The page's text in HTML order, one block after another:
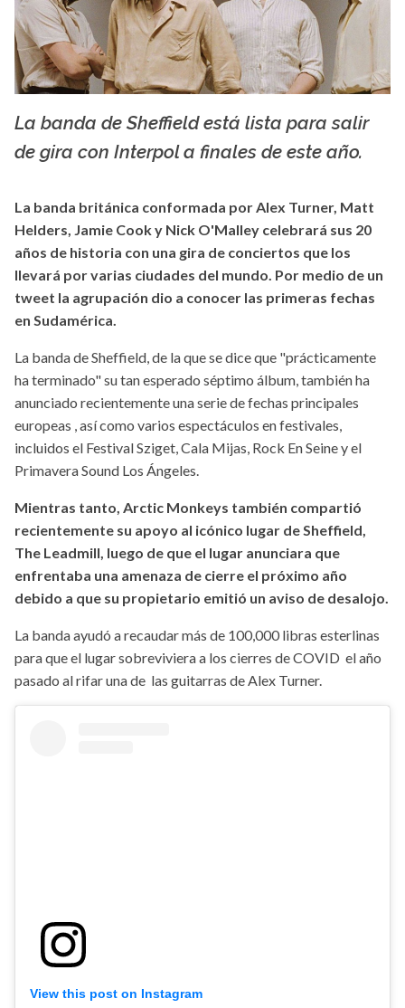
sommelierdecafe.com
La banda de Sheffield está lista para salir
de gira con Interpol a finales de este año.
La banda británica conformada por Alex Turner, Matt
Helders, Jamie Cook y Nick O'Malley celebrará sus 20
años de historia con una gira de conciertos que los
llevará por varias ciudades del mundo. Por medio de un
tweet la agrupación dio a conocer las primeras fechas
en Sudamérica.
La banda de Sheffield, de la que se dice que "prácticamente
ha terminado" su tan esperado séptimo álbum, también ha
anunciado recientemente una serie de fechas principales
europeas , así como varios espectáculos en festivales,
incluidos el Festival Sziget, Cala Mijas, Rock En Seine y el
Primavera Sound Los Ángeles.
Mientras tanto, Arctic Monkeys también compartió
recientemente su apoyo al icónico lugar de Sheffield,
The Leadmill, luego de que el lugar anunciara que
enfrentaba una amenaza de cierre el próximo año
debido a que su propietario emitió un aviso de desalojo.
La banda ayudó a recaudar más de 100,000 libras esterlinas
para que el lugar sobreviviera a los cierres de COVID el año
pasado al rifar una de las guitarras de Alex Turner.
View this post on Instagram